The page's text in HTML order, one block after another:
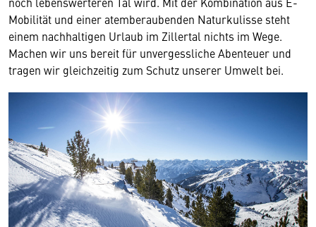
Mobilität und einer atemberaubenden Naturkulisse steht
einem nachhaltigen Urlaub im Zillertal nichts im Wege.
Machen wir uns bereit für unvergessliche Abenteuer und
tragen wir gleichzeitig zum Schutz unserer Umwelt bei.